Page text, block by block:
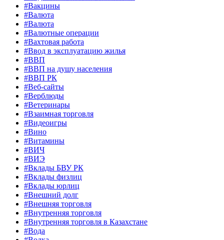
#Вакцины
#Валюта
#Валюта
#Валютные операции
#Вахтовая работа
#Ввод в эксплуатацию жилья
#ВВП
#ВВП на душу населения
#ВВП РК
#Веб-сайты
#Верблюды
#Ветеринары
#Взаимная торговля
#Видеоигры
#Вино
#Витамины
#ВИЧ
#ВИЭ
#Вклады БВУ РК
#Вклады физлиц
#Вклады юрлиц
#Внешний долг
#Внешняя торговля
#Внутренняя торговля
#Внутренняя торговля в Казахстане
#Вода